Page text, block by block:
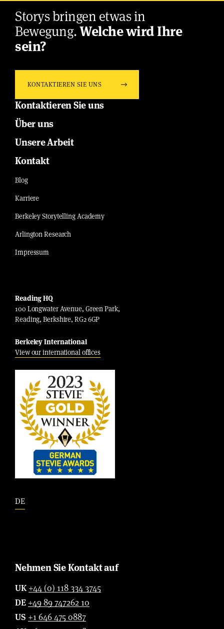
Storys bringen etwas in
Bewegung.Welche wird Ihre
sein?
KONTAKTIEREN SIE UNS
Kontaktieren Sie uns
Über uns
Unsere Arbeit
Kontakt
Blog
Karriere
Berkeley Storytelling Academy
Arlington Research
Impressum
Reading HQ
100 Longwater Avenue, Green Park,
Reading, Berkshire, RG2 6GP
Berkeley International
View our international offices
DE
Nehmen Sie Kontakt auf
UK +44 (0) 118 334 3745
DE +49 89 747262 10
US +1 646 475 0887